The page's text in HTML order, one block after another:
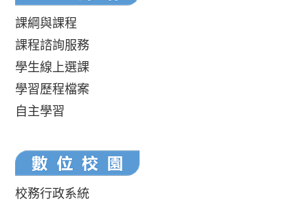
課綱與課程
課程諮詢服務
學生線上選課
學習歷程檔案
自主學習
校務行政系統